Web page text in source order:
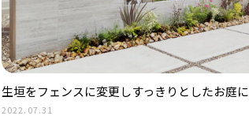
生垣をフェンスに変更しすっきりとしたお庭に
2022.07.31